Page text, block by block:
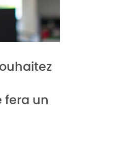
fera un